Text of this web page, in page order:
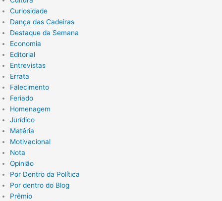
Curiosidade
Dança das Cadeiras
Destaque da Semana
Economia
Editorial
Entrevistas
Errata
Falecimento
Feriado
Homenagem
Jurídico
Matéria
Motivacional
Nota
Opinião
Por Dentro da Política
Por dentro do Blog
Prêmio